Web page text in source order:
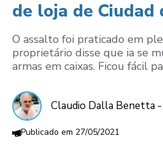
de loja de Ciudad
O assalto foi praticado em
proprietário disse que ia se
armas em caixas. Ficou fácil
Claudio Dalla Benetta
27/05/2021